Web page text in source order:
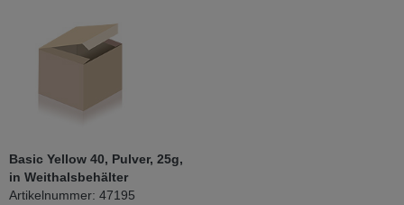
Basic Yellow 40, Pulver, 25g,
in Weithalsbehälter
Artikelnummer: 47195